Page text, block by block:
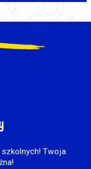
szkolnych! Twoja